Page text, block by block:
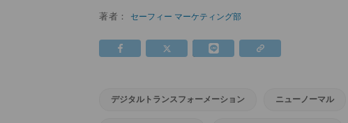
著者： セーフィー マーケティング部
デジタルトランスフォーメーション ニューノーマル